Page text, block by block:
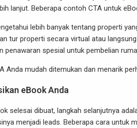
lanjut. Beberapa contoh CTA untuk
lebih banyak tentang properti
tur properti secara virtual atau langsung
penawaran spesial untuk pembelian
Anda mudah ditemukan dan menarik
eBook Anda
selesai dibuat, langkah selanjutnya
menjadi leads. Beberapa cara untuk